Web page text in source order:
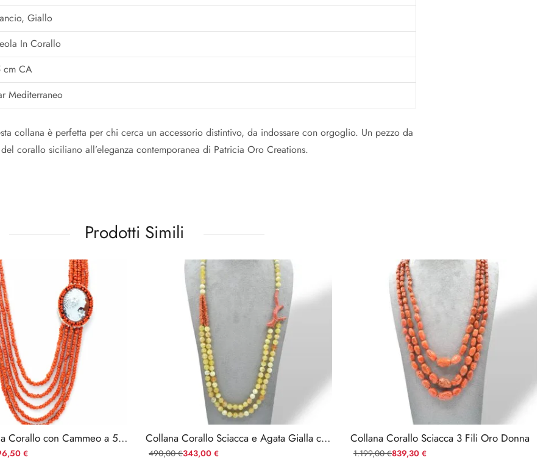
Giallo
In Corallo
cm CA
Mediterraneo
collana è perfetta per chi cerca un accessorio distintivo, da indossare con orgoglio. Un pezzo da
corallo siciliano all’eleganza contemporanea di Patricia Oro Creations.
Prodotti Simili
Collana Donna Corallo con Cammeo a 5 Fili
€
Collana Corallo Sciacca e Agata Gialla con Ramo in Argento 925
343,00 €
490,00€
Collana Corallo Sciacca 3 Fili Oro Donna
839,30 €
1.199,00€